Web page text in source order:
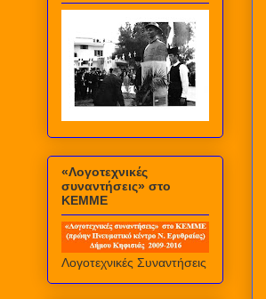
«Λογοτεχνικές
συναντήσεις» στο
ΚΕΜΜΕ
Λογοτεχνικές Συναντήσεις